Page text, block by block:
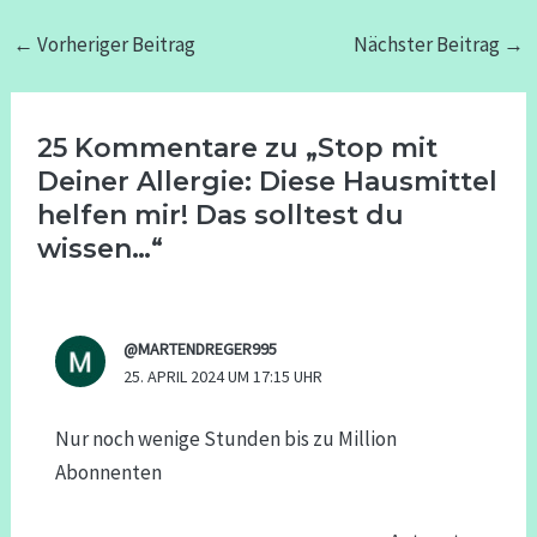
← Vorheriger Beitrag Nächster Beitrag →
25 Kommentare zu „Stop mit
Deiner Allergie: Diese Hausmittel
helfen mir! Das solltest du
wissen…“
@MARTENDREGER995
25. APRIL 2024 UM 17:15 UHR
Nur noch wenige Stunden bis zu Million
Abonnenten